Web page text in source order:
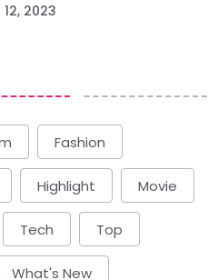
2023
Fashion
Highlight Movie
Tech Top
What's New